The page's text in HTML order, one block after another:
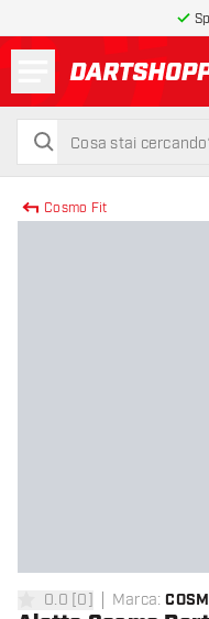
torna
cerca
cerca
Cosmo Fit
0 stelle di valutazione
0.0 [0] Marca: